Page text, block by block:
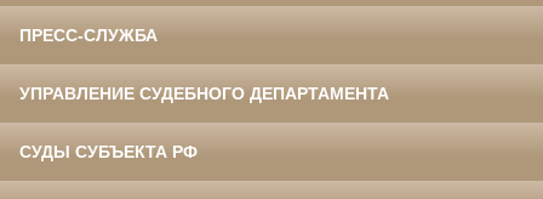
ПРЕСС-СЛУЖБА
УПРАВЛЕНИЕ СУДЕБНОГО ДЕПАРТАМЕНТА
СУДЫ СУБЪЕКТА РФ